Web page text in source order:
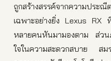
ถูกสร้างสรรค์จากความประณี
เฉพาะอย่างยิ่ง Lexus RX ที่
หลายคนหันมามองตาม ส่วน
ใจในความสะดวกสบาย สม